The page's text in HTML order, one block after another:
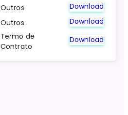
Outros
Download
Outros Download
Termo de
Contrato
Download